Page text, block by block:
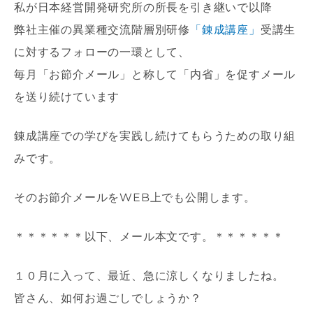
私が日本経営開発研究所の所長を引き継いで以降
弊社主催の異業種交流階層別研修 「錬成講座」 受講生
に対するフォローの一環として、
毎月「お節介メール」と称して「内省」を促すメール
を送り続けています
錬成講座での学びを実践し続けてもらうための取り組
みです。
そのお節介メールをWEB上でも公開します。
＊＊＊＊＊＊以下、メール本文です。＊＊＊＊＊＊
１０月に入って、最近、急に涼しくなりましたね。
皆さん、如何お過ごしでしょうか？